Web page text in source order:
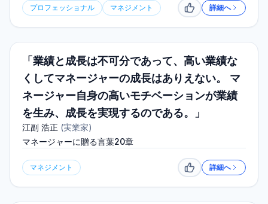
プロフェッショナル マネジメント いいね詳細へ
「業績と成長は不可分であって、高い業績な
くしてマネージャーの成長はありえない。 マ
ネージャー自身の高いモチベーションが業績
を生み、成長を実現するのである。」
江副 浩正 (実業家)
マネージャーに贈る言葉20章
マネジメント いいね詳細へ